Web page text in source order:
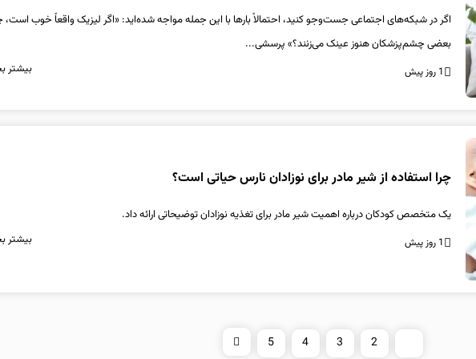
اگر در شبکه‌های اجتماعی جست‌وجو کنید، احتمالاً بارها با این جمله مواجه شده‌اید: «اگر لیزیک واقعاً خوب است،
بعضی چشم‌پزشکان هنوز عینک می‌زنند؟» پرسشی...
1 روز پیش بیشتر
چرا استفاده از شیر مادر برای نوزادان نارس حیاتی است؟
یک متخصص کودکان درباره اهمیت شیر مادر برای تغذیه نوزادان توضیحاتی ارائه داد.
1 روز پیش بیشتر
2
3
4
5